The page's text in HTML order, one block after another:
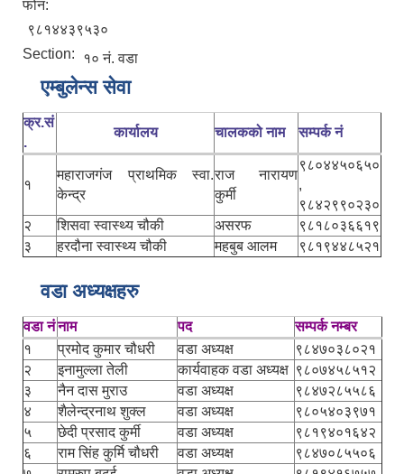
फोन:
९८१४४३९५३०
Section:
१० नं. वडा
एम्बुलेन्स सेवा
क्र.सं
.
कार्यालय चालकको नाम सम्पर्क नं
१
महाराजगंज प्राथमिक स्वा.
केन्द्र
राज नारायण
कुर्मी
९८०४४५०६५०
,
९८४२९९०२३०
२
शिसवा स्वास्थ्य चौकी असरफ
९८१८०३६६१९
३
हरदौना स्वास्थ्य चौकी महबुब आलम ९८१९४४८५२१
वडा अध्यक्षहरु
वडा नंनाम पद
सम्पर्क नम्बर
१
प्रमोद कुमार चौधरी वडा अध्यक्ष
९८४७०३८०२१
२
इनामुल्ला तेली कार्यवाहक वडा अध्यक्ष ९८०७४५८५१२
३
नैन दास मुराउ वडा अध्यक्ष
९८४७२८५५८६
४
शैलेन्द्रनाथ शुक्ल वडा अध्यक्ष
९८०५४०३९७१
५
छेदी प्रसाद कुर्मी वडा अध्यक्ष
९८१९४०१६४२
६
राम सिंह कुर्मि चौधरी वडा अध्यक्ष
९८४७०८५५०६